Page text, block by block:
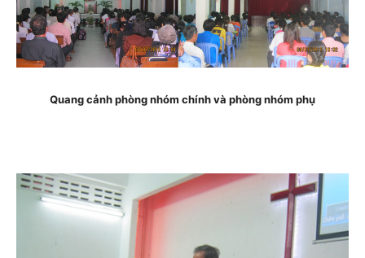
Quang cảnh phòng nhóm chính và phòng nhóm phụ